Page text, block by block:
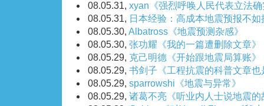
08.05.31, xyan《强烈呼唤人民代表立法
08.05.31, 日本经验：高成本地震预报不
08.05.30, Albatross《地震预测杂感》
08.05.30, 张功耀《我的一篇遭删除文章》
08.05.29, 克己明德《开始跟地震局算账》
08.05.29, 书剑子《工程抗震的科普文章
08.05.29, sparrowshi《地震与异常》
08.05.29, 诸葛不亮《听业内人士说地震的